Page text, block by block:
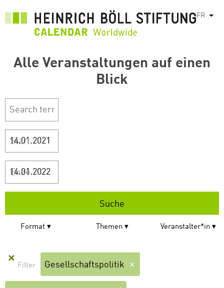
FR
Alle Veranstaltungen auf einen
Blick
Start
Ende
Format Themen Veranstalter*in
✕
Gesellschaftspolitik